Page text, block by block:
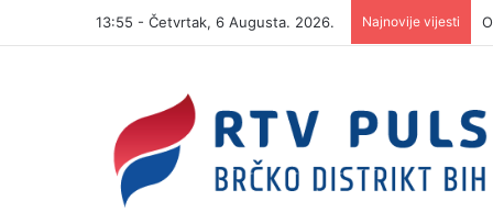
13:55 - Četvrtak, 6 Augusta. 2026. Najnovije vijesti